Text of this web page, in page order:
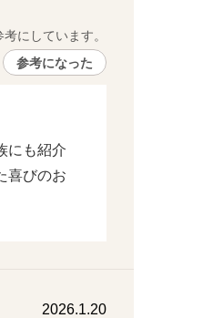
考にしています。
参考になった
にも紹介
喜びのお
2026.1.20